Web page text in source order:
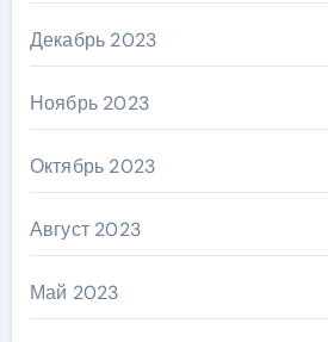
Декабрь 2023
Ноябрь 2023
Октябрь 2023
Август 2023
Май 2023